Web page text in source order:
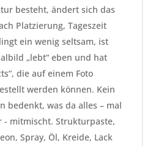
besteht, ändert sich das
Platzierung, Tageszeit
ein wenig seltsam, ist
„lebt“ eben und hat
die auf einem Foto
werden können. Kein
bedenkt, was da alles – mal
- mitmischt. Strukturpaste,
Spray, Öl, Kreide, Lack